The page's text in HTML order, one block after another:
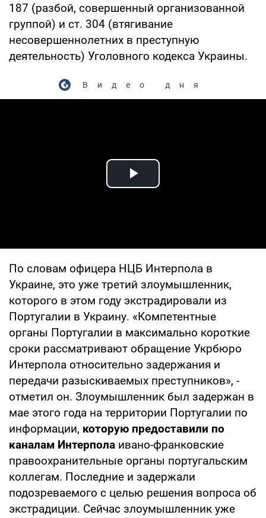
187 (разбой, совершенный организованной
группой) и ст. 304 (втягивание
несовершеннолетних в преступную
деятельность) Уголовного кодекса Украины.
Видео дня
Play Video
По словам офицера НЦБ Интерпола в
Украине, это уже третий злоумышленник,
которого в этом году экстрадировали из
Португалии в Украину. «Компетентные
органы Португалии в максимально короткие
сроки рассматривают обращение Укрбюро
Интерпола относительно задержания и
передачи разыскиваемых преступников», -
отметил он. Злоумышленник был задержан в
мае этого года на территории Португалии по
информации, которую предоставили по
каналам Интерпола ивано-франковские
правоохранительные органы португальским
коллегам. Последние и задержали
подозреваемого с целью решения вопроса об
экстрадиции. Сейчас злоумышленник уже